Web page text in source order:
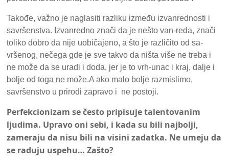
Takođe, važno je naglasiti razliku između izvanrednosti i
savršenstva. Izvanredno znači da je nešto van-reda, znači
toliko dobro da nije uobičajeno, a što je različito od sa-
vršenog, nečega gde je sve takvo da ništa više ne treba i
ne može da se uradi i doda, jer je to vrh-unac i kraj, dalje i
bolje od toga ne može.A ako malo bolje razmislimo,
savršenstvo u prirodi zapravo i ne postoji.
Perfekcionizam se često pripisuje talentovanim
ljudima. Upravo oni sebi, i kada su bili najbolji,
zameraju da nisu bili na visini zadatka. Ne umeju da
se raduju uspehu… Zašto?